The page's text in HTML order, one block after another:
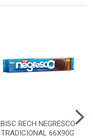
BISC RECH NEGRESCO
TRADICIONAL 66X90G